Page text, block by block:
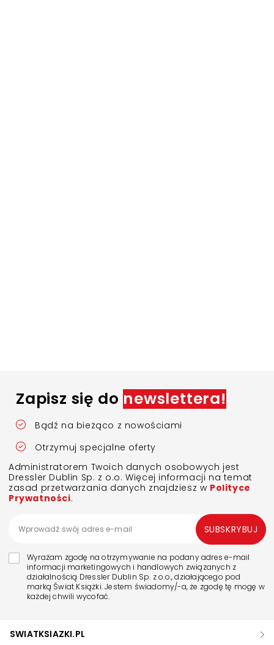
Zapisz się do newslettera!
Bądź na bieżąco z nowościami
Otrzymuj specjalne oferty
Administratorem Twoich danych osobowych jest
Dressler Dublin Sp. z o.o. Więcej informacji na temat
zasad przetwarzania danych znajdziesz w Polityce
Prywatności.
Wyrażam zgodę na otrzymywanie na podany adres e-mail
informacji marketingowych i handlowych związanych z
działalnością Dressler Dublin Sp. z o.o., działającego pod
marką Świat Książki. Jestem świadomy/-a, że zgodę tę mogę w
każdej chwili wycofać.
SUBSKRYBUJ
SWIATKSIAZKI.PL